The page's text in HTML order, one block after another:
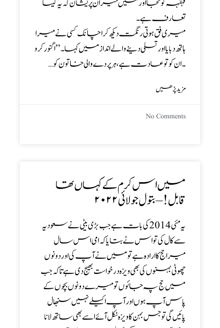
قہقہہ گونجا اور میں حیران پریشان کہ یہ کیسا
تعارف ہے۔
میری فق ہوتی رنگت دیکھ کر اچانک کسی نے میرا
ہاتھ دبایا اور تسلی دینے والے انداز میں کہا۔ ’’ اگنور کرو
۔ ان کو تو عادت ہے ، ہر پردے والی خاتون کو…
مزید پڑھیں
No Comments
میں اس کرم کے کہاں تھا
قابل! – بتول جولائی۲۰۲۲
یہ مئی 2014 کی بات ہےجب بڑی بیٹی نے سعودیہ
سے کال کی تو اس نے بتایا کہ امی اس سال
میرا حج کا ارادہ ہےتو میں نے آپ کی اور دونوں
چھوٹی بہنوں کی بھی ویزہ درخواست بھیج دی ہےتا کہ جب
میں حج پہ جائوں تو میرے دونوں بچوں کے
پاس آپ ہوں اور آپ اکیلے نہیں سنبھال
پائیں گی تو جس بہن کا ویزہ نکل آئے اسے بھی ساتھ لانا